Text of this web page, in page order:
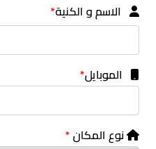
الاسم و الكنية*
الموبايل*
نوع المكان*